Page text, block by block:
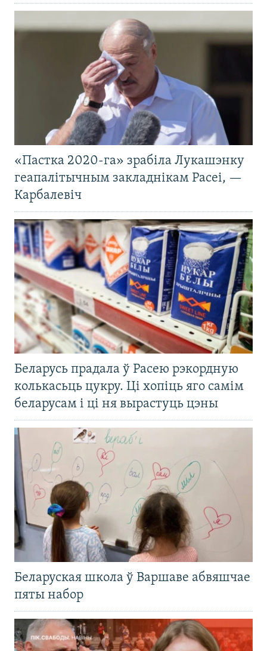
«Пастка 2020-га» зрабіла Лукашэнку
геапалітычным закладнікам Расеі, —
Карбалевіч
Беларусь прадала ў Расею рэкордную
колькасьць цукру. Ці хопіць яго самім
беларусам і ці ня вырастуць цэны
Беларуская школа ў Варшаве абвяшчае
пяты набор